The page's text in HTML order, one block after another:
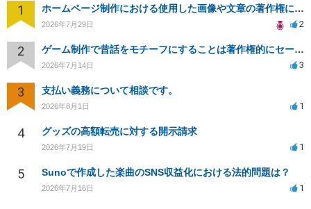
1 ホームページ制作における使用した画像や文章の著作権について
2026年7月29日 2
2 ゲーム制作で昔話をモチーフにすることは著作権的にセーフかどうか
2026年7月14日 3
3 支払い義務について相談です。
2026年8月1日 1
4 グッズの高額転売に対する開示請求
2026年7月19日 1
5 Sunoで作成した楽曲のSNS収益化における法的問題は？
2026年7月16日 1